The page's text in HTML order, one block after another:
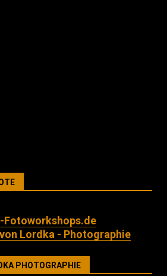
Fotoworkshops.de
Lordka - Photographie
PHOTOGRAPHIE